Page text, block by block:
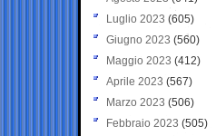
Luglio 2023 (605)
Giugno 2023 (560)
Maggio 2023 (412)
Aprile 2023 (567)
Marzo 2023 (506)
Febbraio 2023 (505)